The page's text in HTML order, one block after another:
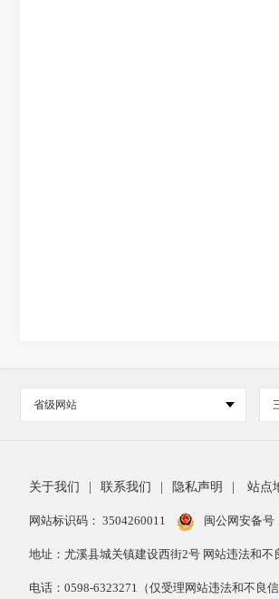
省级网站
关于我们 联系我们 隐私声明 站点
网站标识码： 3504260011 闽公网安备号
地址：尤溪县城关镇建设西街2号 网站违法和
电话：0598-6323271（仅受理网站违法和不良信